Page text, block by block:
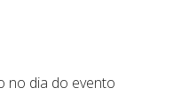
no dia do evento